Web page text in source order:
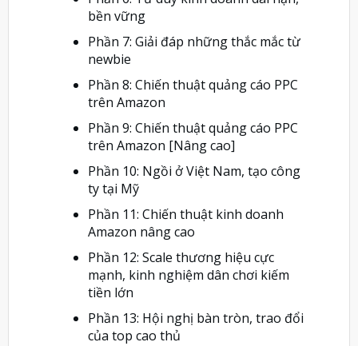
bền vững
Phần 7: Giải đáp những thắc mắc từ
newbie
Phần 8: Chiến thuật quảng cáo PPC
trên Amazon
Phần 9: Chiến thuật quảng cáo PPC
trên Amazon [Nâng cao]
Phần 10: Ngồi ở Việt Nam, tạo công
ty tại Mỹ
Phần 11: Chiến thuật kinh doanh
Amazon nâng cao
Phần 12: Scale thương hiệu cực
mạnh, kinh nghiệm dân chơi kiếm
tiền lớn
Phần 13: Hội nghị bàn tròn, trao đổi
của top cao thủ